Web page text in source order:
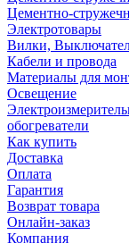
Цементно-
Электротовары
Вилки,
Кабели и провода
Материалы для
Освещение
обогреватели
Как купить
Доставка
Оплата
Гарантия
Возврат товара
Онлайн-заказ
Компания